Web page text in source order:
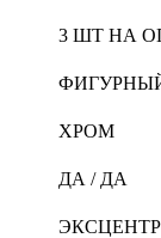
3 ШТ НА
ХРОМ
ДА / ДА